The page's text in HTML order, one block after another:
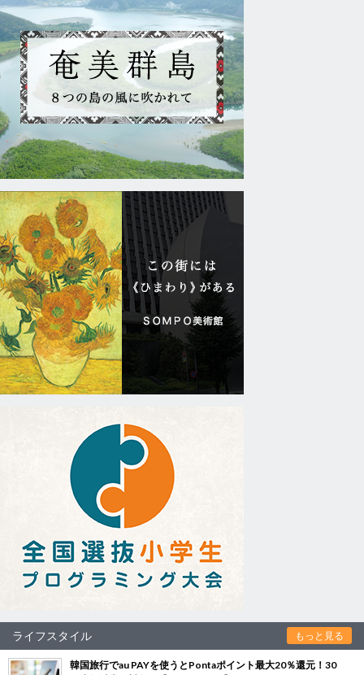
ライフスタイル もっと見る
韓国旅行でau PAYを使うとPontaポイント最大20％還元！30